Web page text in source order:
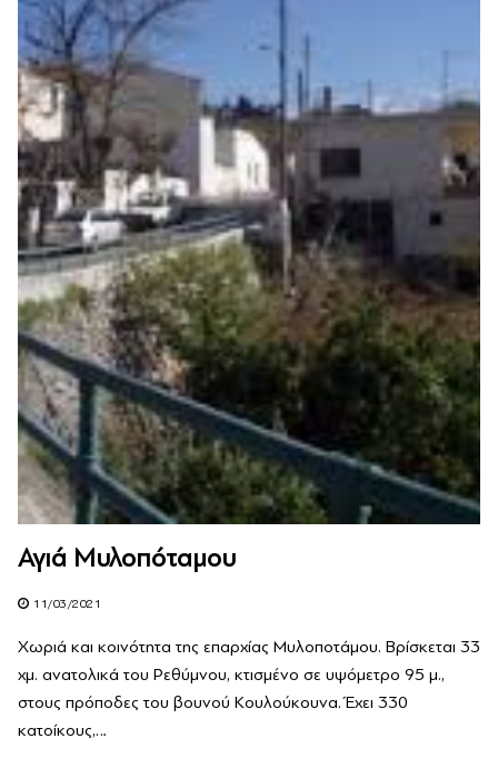
Αγιά Μυλοπόταμου
11/03/2021
Χωριά και κοινότητα της επαρχίας Μυλοποτάμου. Βρίσκεται 33
χμ. ανατολικά του Ρε­θύμνου, κτισμένο σε υψόμετρο 95 μ.,
στους πρόποδες του βουνού Κουλούκουνα. Έχει 330
κατοίκους,…